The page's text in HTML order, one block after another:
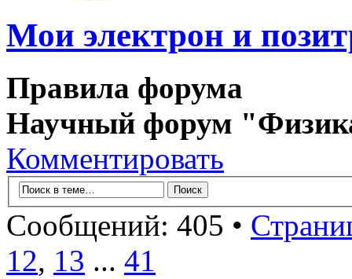
Мои электрон и
Правила форума
Научный форум
Комментировать
Сообщений: 405 •
12, 13 ... 41